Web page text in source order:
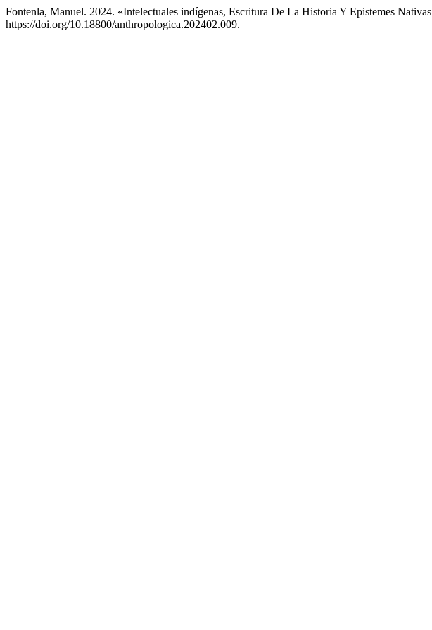
Fontenla, Manuel. 2024. «Intelectuales indígenas, Escritura De La Historia Y Epistemes
https://doi.org/10.18800/anthropologica.202402.009.